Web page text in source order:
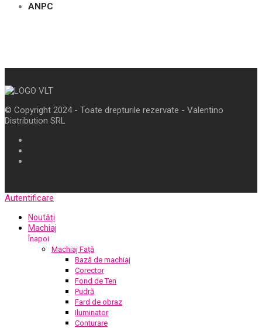
ANPC
© Copyright 2024 - Toate drepturile rezervate - Valentino
Distribution SRL
Autentificare
Noutăți
Machiaj
Înapoi
Machiaj Față
Bază de machiaj
Corector
Fond de Ten
Pudră
Fard de obraz
Iluminator
Conturare